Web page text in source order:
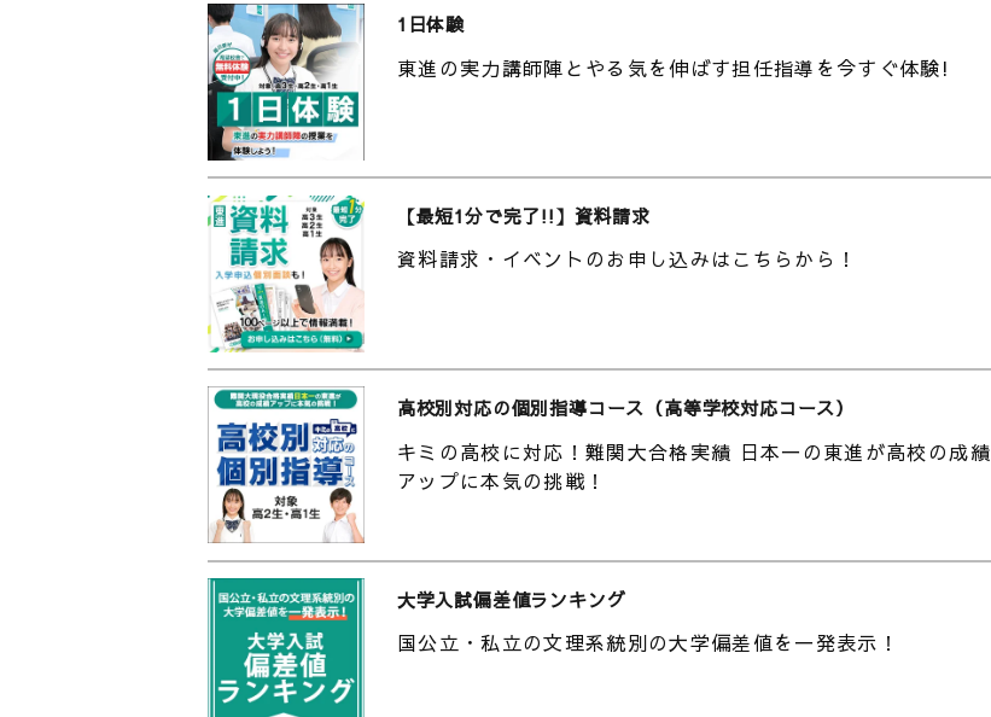
[contents]
0:00 2019年新設！食農学類での学びとは！？
0:20 設置したきっかけは〇〇？！福島復興に貢献！
1:15 全国的に珍しい！？ 農場実習で聞いてみた！
3:31 日本でココだけ！？ 食農学類研究棟に迫る！
5:06 被害総額160億円！ナワバリの「見える化」で被害を減らす！
▼福島大学について
福島大学は福島県唯一の国立大学で、独自の「学類」制をとっています。分野横断
的な柔軟なカリキュラムで、幅広い視野と多角的な視点を持つ学生を育成します。
2011年の東日本大震災以降から学んだ知見が組み込まれた福島大学の教育は、変化
する社会に対応するなかで「解のない問い」にチャレンジし続けています。
福島大学設置学部
人間発達文化学類、経済経営学類、行政政策学類、共生システム理工学類、食農学
類
▼福島大学食農学類のHPはこちら
http://www.agri.fukushima-u.ac.jp/
▼福島大学のHPはこちら
http://www.fukushima-u.ac.jp/
▼福島大学の天気は？（全国学校のお天気）
https://www.toshin.com/weather/detail?id=91
1日体験
東進の実力講師陣とやる気を伸ばす担任指導を今すぐ体験!
【最短1分で完了!!】資料請求
資料請求・イベントのお申し込みはこちらから！
高校別対応の個別指導コース（高等学校対応コース）
キミの高校に対応！難関大合格実績 日本一の東進が高校の成績
アップに本気の挑戦！
大学入試偏差値ランキング
国公立・私立の文理系統別の大学偏差値を一発表示！